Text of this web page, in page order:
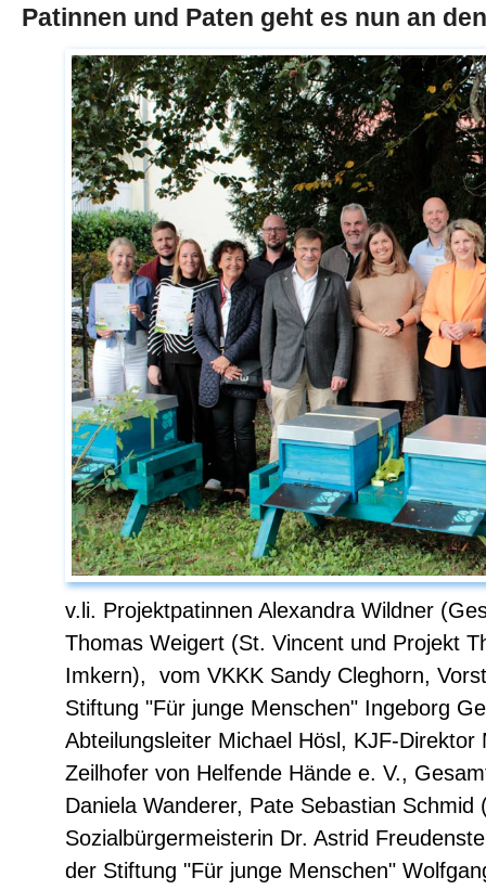
Patinnen und Paten geht es nun an
v.li. Projektpatinnen Alexandra Wildner
Thomas Weigert (St. Vincent und Projekt
Imkern), vom VKKK Sandy Cleghorn,
Stiftung "Für junge Menschen" Ingeborg
Abteilungsleiter Michael Hösl, KJF-Direktor
Zeilhofer von Helfende Hände e. V.,
Daniela Wanderer, Pate Sebastian
Sozialbürgermeisterin Dr. Astrid
der Stiftung "Für junge Menschen"